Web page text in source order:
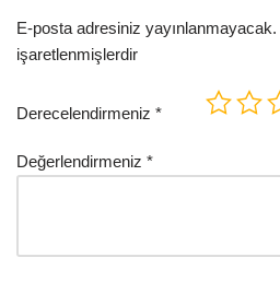
E-posta adresiniz yayınlanmayacak.
işaretlenmişlerdir
Derecelendirmeniz *
Değerlendirmeniz *